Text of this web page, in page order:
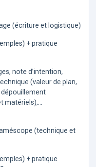
(écriture et logistique)
+ pratique
note d’intention,
(valeur de plan,
matériels),...
(technique et
+ pratique